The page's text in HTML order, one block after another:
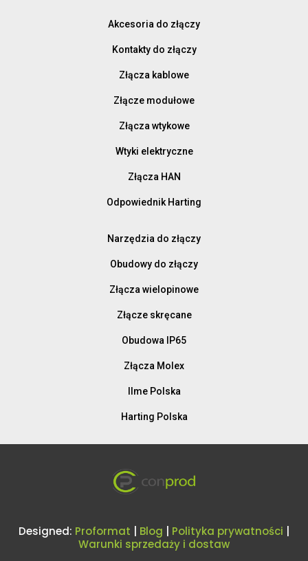
Akcesoria do złączy
Kontakty do złączy
Złącza kablowe
Złącze modułowe
Złącza wtykowe
Wtyki elektryczne
Złącza HAN
Odpowiednik Harting
Narzędzia do złączy
Obudowy do złączy
Złącza wielopinowe
Złącze skręcane
Obudowa IP65
Złącza Molex
Ilme Polska
Harting Polska
Designed: Proformat Blog Polityka prywatności
Warunki sprzedaży i dostaw